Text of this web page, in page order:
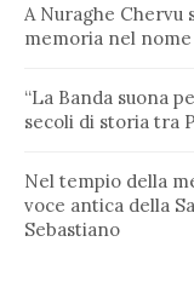
A Nuraghe Chervu
memoria nel nome
“La Banda suona
secoli di storia tra
Nel tempio della
voce antica della
Sebastiano